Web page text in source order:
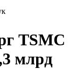
TSMC
млрд